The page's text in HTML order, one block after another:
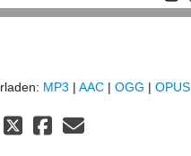
MP3 | AAC | OGG | OPUS